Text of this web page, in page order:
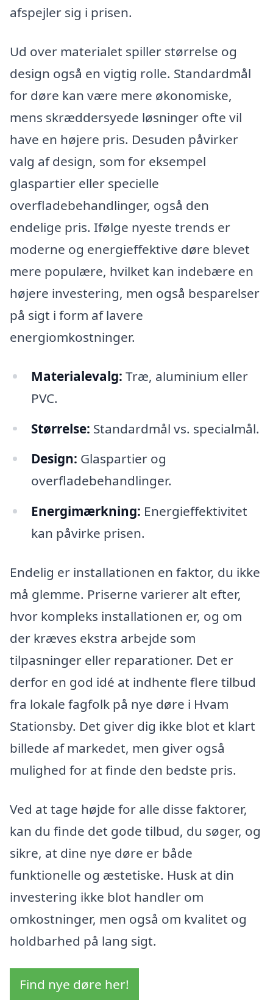
afspejler sig i prisen.
Ud over materialet spiller størrelse og
design også en vigtig rolle. Standardmål
for døre kan være mere økonomiske,
mens skræddersyede løsninger ofte vil
have en højere pris. Desuden påvirker
valg af design, som for eksempel
glaspartier eller specielle
overfladebehandlinger, også den
endelige pris. Ifølge nyeste trends er
moderne og energieffektive døre blevet
mere populære, hvilket kan indebære en
højere investering, men også besparelser
på sigt i form af lavere
energiomkostninger.
Materialevalg: Træ, aluminium eller
PVC.
Størrelse: Standardmål vs. specialmål.
Design: Glaspartier og
overfladebehandlinger.
Energimærkning: Energieffektivitet
kan påvirke prisen.
Endelig er installationen en faktor, du ikke
må glemme. Priserne varierer alt efter,
hvor kompleks installationen er, og om
der kræves ekstra arbejde som
tilpasninger eller reparationer. Det er
derfor en god idé at indhente flere tilbud
fra lokale fagfolk på nye døre i Hvam
Stationsby. Det giver dig ikke blot et klart
billede af markedet, men giver også
mulighed for at finde den bedste pris.
Ved at tage højde for alle disse faktorer,
kan du finde det gode tilbud, du søger, og
sikre, at dine nye døre er både
funktionelle og æstetiske. Husk at din
investering ikke blot handler om
omkostninger, men også om kvalitet og
holdbarhed på lang sigt.
Find nye døre her!